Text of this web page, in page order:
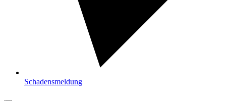
Schadensmeldung